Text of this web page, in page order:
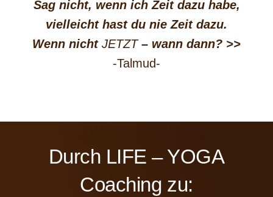
Sag nicht, wenn ich Zeit dazu habe,
vielleicht hast du nie Zeit dazu.
Wenn nicht JETZT– wann dann? >>
-Talmud-
Durch LIFE – YOGA
Coaching zu: